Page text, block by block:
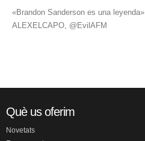
«Brandon Sanderson es una leyenda».
ALEXELCAPO, @EvilAFM
Què us oferim
Novetats